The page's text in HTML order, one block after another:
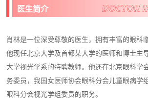
医生简介
肖林是一位深受尊敬的医生，拥有丰富的眼科
他现任北京大学及首都某大学的医师和博士生
大学视光学系的特聘教师。他还在北京眼科学
务委员，我国女医师协会眼科分会儿童眼病学
眼科分会视光学组委员的职务。